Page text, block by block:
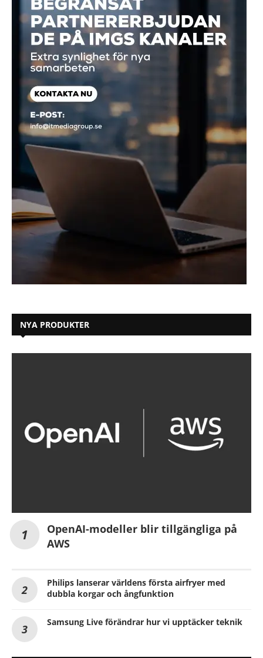
NYA PRODUKTER
OpenAI-modeller blir tillgängliga på
AWS
Philips lanserar världens första airfryer med
dubbla korgar och ångfunktion
Samsung Live förändrar hur vi upptäcker teknik